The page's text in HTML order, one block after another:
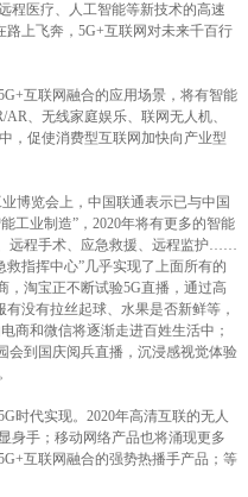
程医疗、人工智能等新技术的高速
路上飞奔，5G+互联网对未来千百行
互联网融合的应用场景，将有智能
、无线家庭娱乐、联网无人机、
，促使消费型互联网加快向产业型
博览会上，中国联通表示已与中国
工业制造”，2020年将有更多的智能
远程手术、应急救援、远程监护……
指挥中心”几乎实现了上面所有的
，淘宝正不断试验5G直播，通过高
没有拉丝起球、水果是否新鲜等，
商和微信将逐渐走进百姓生活中；
会到国庆阅兵直播，沉浸感视觉体验
代实现。2020年高清互联的无人
身手；移动网络产品也将涌现更多
互联网融合的强势热播手产品；等